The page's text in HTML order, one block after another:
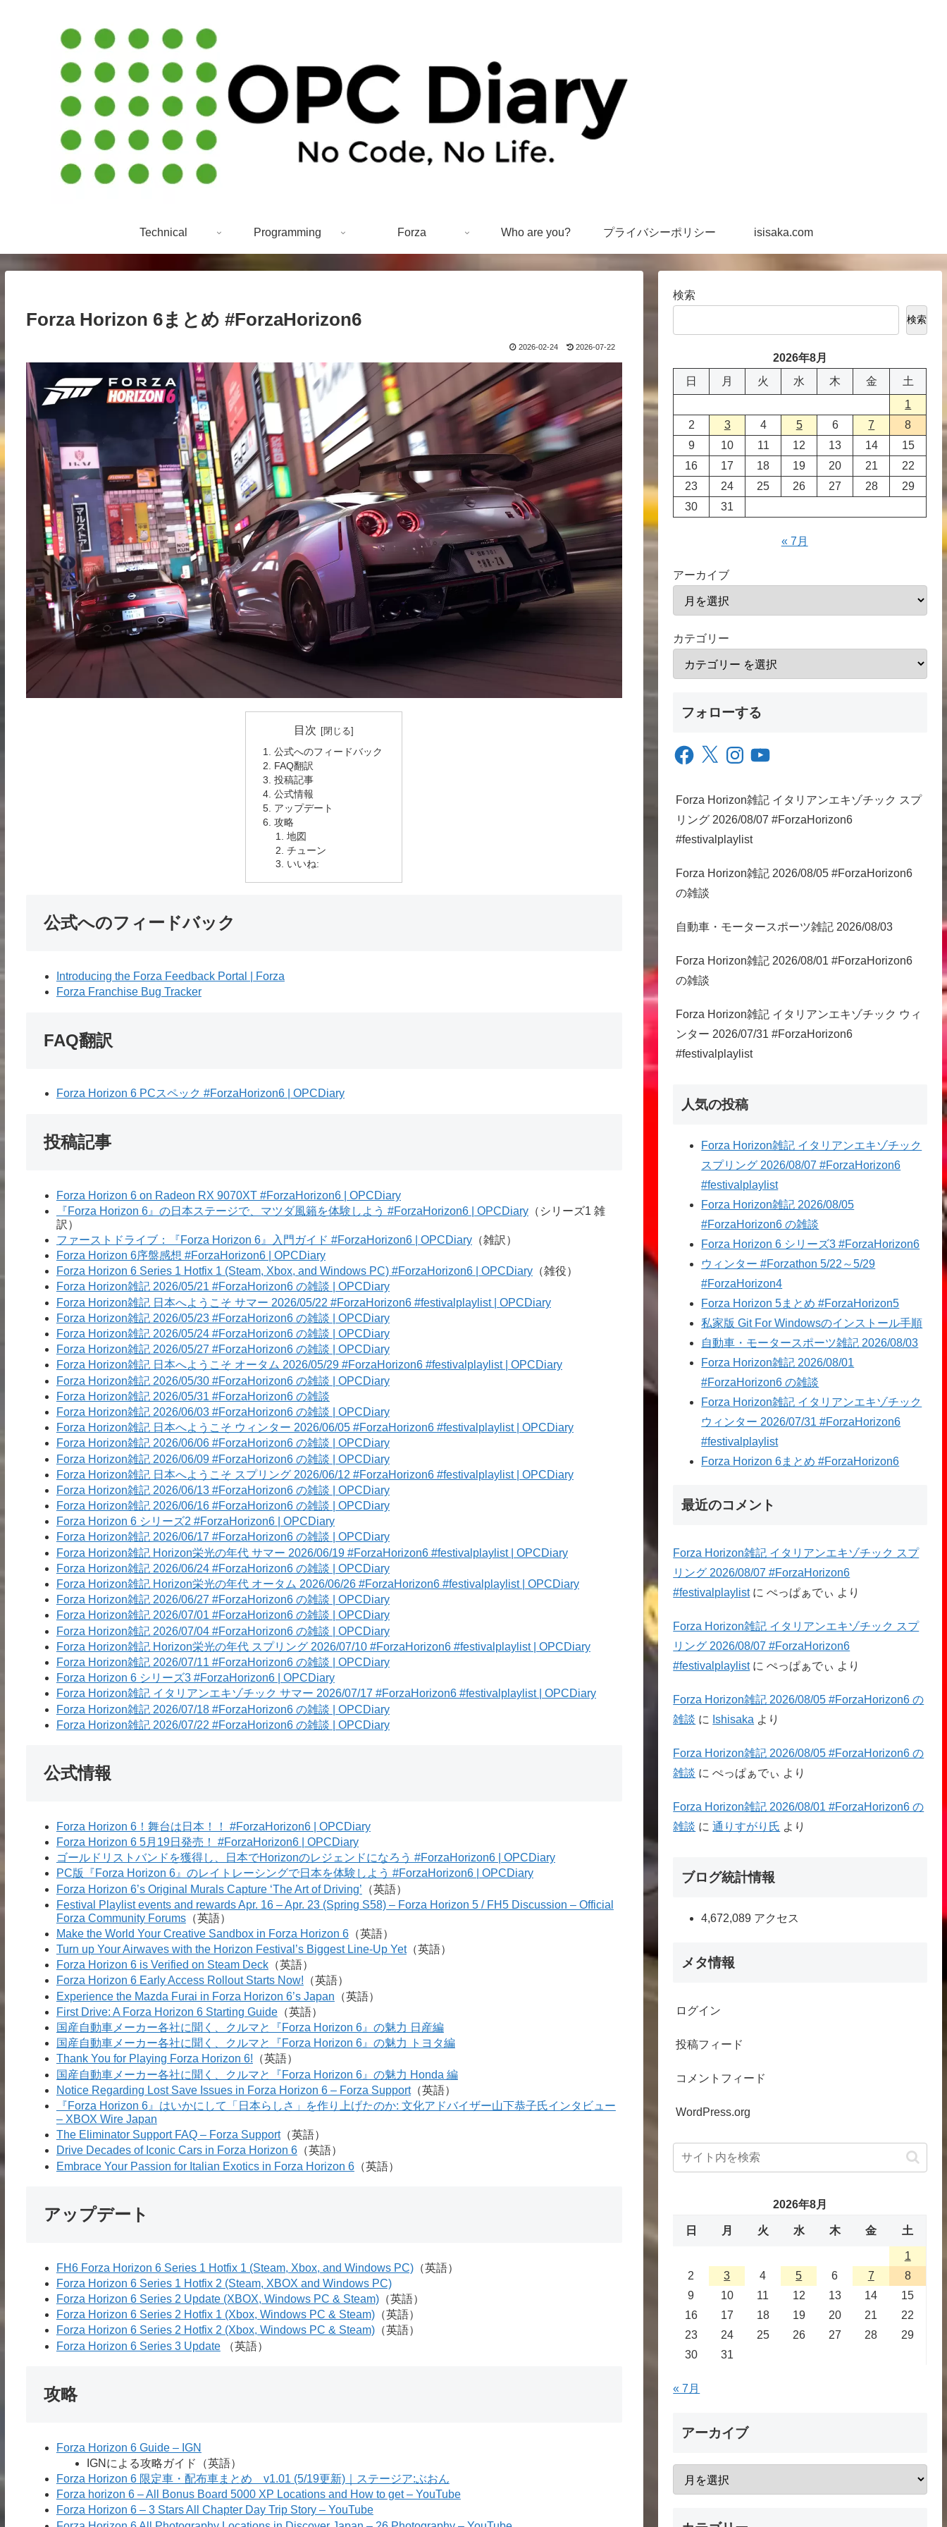
Technical Programming Forza Who are you? プライバシーポリシー isisaka.com
Forza Horizon 6まとめ #ForzaHorizon6
2026-02-24 2026-07-22
目次
公式へのフィードバック
FAQ翻訳
投稿記事
公式情報
アップデート
攻略
地図
チューン
いいね:
公式へのフィードバック
Introducing the Forza Feedback Portal | Forza
Forza Franchise Bug Tracker
FAQ翻訳
Forza Horizon 6 PCスペック #ForzaHorizon6 | OPCDiary
投稿記事
Forza Horizon 6 on Radeon RX 9070XT #ForzaHorizon6 | OPCDiary
『Forza Horizon 6』の日本ステージで、マツダ風籟を体験しよう #ForzaHorizon6 | OPCDiary（シリーズ1 雑
訳）
ファーストドライブ：『Forza Horizon 6』入門ガイド #ForzaHorizon6 | OPCDiary（雑訳）
Forza Horizon 6序盤感想 #ForzaHorizon6 | OPCDiary
Forza Horizon 6 Series 1 Hotfix 1 (Steam, Xbox, and Windows PC) #ForzaHorizon6 | OPCDiary（雑役）
Forza Horizon雑記 2026/05/21 #ForzaHorizon6 の雑談 | OPCDiary
Forza Horizon雑記 日本へようこそ サマー 2026/05/22 #ForzaHorizon6 #festivalplaylist | OPCDiary
Forza Horizon雑記 2026/05/23 #ForzaHorizon6 の雑談 | OPCDiary
Forza Horizon雑記 2026/05/24 #ForzaHorizon6 の雑談 | OPCDiary
Forza Horizon雑記 2026/05/27 #ForzaHorizon6 の雑談 | OPCDiary
Forza Horizon雑記 日本へようこそ オータム 2026/05/29 #ForzaHorizon6 #festivalplaylist | OPCDiary
Forza Horizon雑記 2026/05/30 #ForzaHorizon6 の雑談 | OPCDiary
Forza Horizon雑記 2026/05/31 #ForzaHorizon6 の雑談
Forza Horizon雑記 2026/06/03 #ForzaHorizon6 の雑談 | OPCDiary
Forza Horizon雑記 日本へようこそ ウィンター 2026/06/05 #ForzaHorizon6 #festivalplaylist | OPCDiary
Forza Horizon雑記 2026/06/06 #ForzaHorizon6 の雑談 | OPCDiary
Forza Horizon雑記 2026/06/09 #ForzaHorizon6 の雑談 | OPCDiary
Forza Horizon雑記 日本へようこそ スプリング 2026/06/12 #ForzaHorizon6 #festivalplaylist | OPCDiary
Forza Horizon雑記 2026/06/13 #ForzaHorizon6 の雑談 | OPCDiary
Forza Horizon雑記 2026/06/16 #ForzaHorizon6 の雑談 | OPCDiary
Forza Horizon 6 シリーズ2 #ForzaHorizon6 | OPCDiary
Forza Horizon雑記 2026/06/17 #ForzaHorizon6 の雑談 | OPCDiary
Forza Horizon雑記 Horizon栄光の年代 サマー 2026/06/19 #ForzaHorizon6 #festivalplaylist | OPCDiary
Forza Horizon雑記 2026/06/24 #ForzaHorizon6 の雑談 | OPCDiary
Forza Horizon雑記 Horizon栄光の年代 オータム 2026/06/26 #ForzaHorizon6 #festivalplaylist | OPCDiary
Forza Horizon雑記 2026/06/27 #ForzaHorizon6 の雑談 | OPCDiary
Forza Horizon雑記 2026/07/01 #ForzaHorizon6 の雑談 | OPCDiary
Forza Horizon雑記 2026/07/04 #ForzaHorizon6 の雑談 | OPCDiary
Forza Horizon雑記 Horizon栄光の年代 スプリング 2026/07/10 #ForzaHorizon6 #festivalplaylist | OPCDiary
Forza Horizon雑記 2026/07/11 #ForzaHorizon6 の雑談 | OPCDiary
Forza Horizon 6 シリーズ3 #ForzaHorizon6 | OPCDiary
Forza Horizon雑記 イタリアンエキゾチック サマー 2026/07/17 #ForzaHorizon6 #festivalplaylist | OPCDiary
Forza Horizon雑記 2026/07/18 #ForzaHorizon6 の雑談 | OPCDiary
Forza Horizon雑記 2026/07/22 #ForzaHorizon6 の雑談 | OPCDiary
公式情報
Forza Horizon 6！舞台は日本！！ #ForzaHorizon6 | OPCDiary
Forza Horizon 6 5月19日発売！ #ForzaHorizon6 | OPCDiary
ゴールドリストバンドを獲得し、日本でHorizonのレジェンドになろう #ForzaHorizon6 | OPCDiary
PC版『Forza Horizon 6』のレイトレーシングで日本を体験しよう #ForzaHorizon6 | OPCDiary
Forza Horizon 6’s Original Murals Capture ‘The Art of Driving’ （英語）
Festival Playlist events and rewards Apr. 16 – Apr. 23 (Spring S58) – Forza Horizon 5 / FH5 Discussion – Official
Forza Community Forums（英語）
Make the World Your Creative Sandbox in Forza Horizon 6（英語）
Turn up Your Airwaves with the Horizon Festival’s Biggest Line-Up Yet（英語）
Forza Horizon 6 is Verified on Steam Deck（英語）
Forza Horizon 6 Early Access Rollout Starts Now! （英語）
Experience the Mazda Furai in Forza Horizon 6’s Japan （英語）
First Drive: A Forza Horizon 6 Starting Guide（英語）
国産自動車メーカー各社に聞く、クルマと『Forza Horizon 6』の魅力 日産編
国産自動車メーカー各社に聞く、クルマと『Forza Horizon 6』の魅力 トヨタ編
Thank You for Playing Forza Horizon 6! （英語）
国産自動車メーカー各社に聞く、クルマと『Forza Horizon 6』の魅力 Honda 編
Notice Regarding Lost Save Issues in Forza Horizon 6 – Forza Support（英語）
『Forza Horizon 6』はいかにして「日本らしさ」を作り上げたのか: 文化アドバイザー山下恭子氏インタビュー
– XBOX Wire Japan
The Eliminator Support FAQ – Forza Support（英語）
Drive Decades of Iconic Cars in Forza Horizon 6（英語）
Embrace Your Passion for Italian Exotics in Forza Horizon 6（英語）
アップデート
FH6 Forza Horizon 6 Series 1 Hotfix 1 (Steam, Xbox, and Windows PC)（英語）
Forza Horizon 6 Series 1 Hotfix 2 (Steam, XBOX and Windows PC)
Forza Horizon 6 Series 2 Update (XBOX, Windows PC & Steam)（英語）
Forza Horizon 6 Series 2 Hotfix 1 (Xbox, Windows PC & Steam)（英語）
Forza Horizon 6 Series 2 Hotfix 2 (Xbox, Windows PC & Steam)（英語）
Forza Horizon 6 Series 3 Update（英語）
攻略
Forza Horizon 6 Guide – IGN
IGNによる攻略ガイド（英語）
Forza Horizon 6 限定車・配布車まとめ v1.01 (5/19更新)｜ステージア:ぶおん
Forza horizon 6 – All Bonus Board 5000 XP Locations and How to get – YouTube
Forza Horizon 6 – 3 Stars All Chapter Day Trip Story – YouTube
検索
検索
2026年8月
日
月 火 水 木 金
土
1
2
3 4 5 6 7
8
9
10 11 12 13 14
15
16
17 18 19 20 21
22
23
24 25 26 27 28
29
30
31
« 7月
アーカイブ
カテゴリー
フォローする
Facebook
X InstagramYouTube
Forza Horizon雑記 イタリアンエキゾチック スプ
リング 2026/08/07 #ForzaHorizon6
#festivalplaylist
Forza Horizon雑記 2026/08/05 #ForzaHorizon6
の雑談
自動車・モータースポーツ雑記 2026/08/03
Forza Horizon雑記 2026/08/01 #ForzaHorizon6
の雑談
Forza Horizon雑記 イタリアンエキゾチック ウィ
ンター 2026/07/31 #ForzaHorizon6
#festivalplaylist
人気の投稿
Forza Horizon雑記 イタリアンエキゾチック
スプリング 2026/08/07 #ForzaHorizon6
#festivalplaylist
Forza Horizon雑記 2026/08/05
#ForzaHorizon6 の雑談
Forza Horizon 6 シリーズ3 #ForzaHorizon6
ウィンター #Forzathon 5/22～5/29
#ForzaHorizon4
Forza Horizon 5まとめ #ForzaHorizon5
私家版 Git For Windowsのインストール手順
自動車・モータースポーツ雑記 2026/08/03
Forza Horizon雑記 2026/08/01
#ForzaHorizon6 の雑談
Forza Horizon雑記 イタリアンエキゾチック
ウィンター 2026/07/31 #ForzaHorizon6
#festivalplaylist
Forza Horizon 6まとめ #ForzaHorizon6
最近のコメント
Forza Horizon雑記 イタリアンエキゾチック スプ
リング 2026/08/07 #ForzaHorizon6
#festivalplaylistにぺっぱぁでぃ より
Forza Horizon雑記 イタリアンエキゾチック スプ
リング 2026/08/07 #ForzaHorizon6
#festivalplaylistにぺっぱぁでぃ より
Forza Horizon雑記 2026/08/05 #ForzaHorizon6 の
雑談 に Ishisaka より
Forza Horizon雑記 2026/08/05 #ForzaHorizon6 の
雑談 にぺっぱぁでぃ より
Forza Horizon雑記 2026/08/01 #ForzaHorizon6 の
雑談 に通りすがり氏 より
ブログ統計情報
4,672,089 アクセス
メタ情報
ログイン
投稿フィード
コメントフィード
WordPress.org
2026年8月
日 月 火 水 木 金 土
1
2
3 4 5 6 7
8
9
10 11 12 13 14
15
16
17 18 19 20 21
22
23
24 25 26 27 28
29
30
31
« 7月
アーカイブ